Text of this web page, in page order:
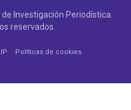
Investigación Periodística.
reservados.
Políticas de cookies